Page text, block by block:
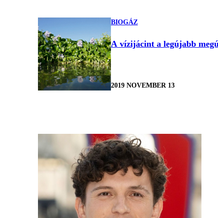
BIOGÁZ
A vízijácint a legújabb
2019 NOVEMBER 13